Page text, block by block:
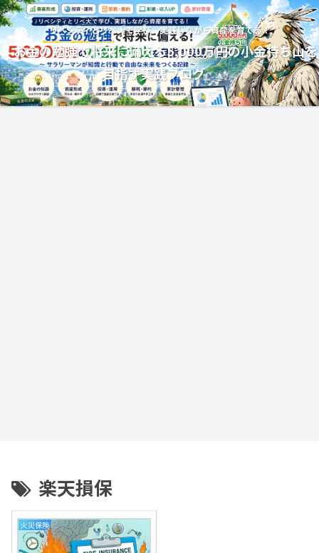
リベシティとリベ大で学び、実践しながら資産を育てる！
お金の勉強で将来に備える5,000万円の小金持ち山を
目指す実践ブログ
楽天損保
火災保険